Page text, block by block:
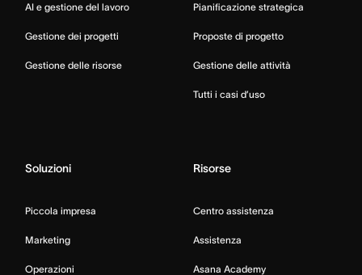
AI e gestione del lavoro
Gestione dei progetti
Gestione delle risorse
Pianificazione strategica
Proposte di progetto
Gestione delle attività
Tutti i casi d’uso
Soluzioni
Piccola impresa
Marketing
Operazioni
Risorse
Centro assistenza
Assistenza
Asana Academy